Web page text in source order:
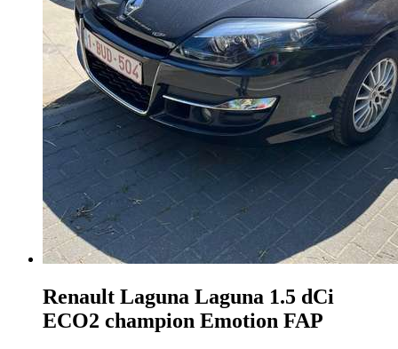
Renault Laguna Laguna 1.5 dCi
ECO2 champion Emotion FAP